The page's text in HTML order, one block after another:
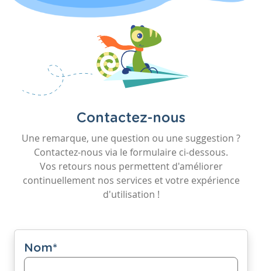
Contactez-nous
Une remarque, une question ou une suggestion ?
Contactez-nous via le formulaire ci-dessous.
Vos retours nous permettent d'améliorer
continuellement nos services et votre expérience
d'utilisation !
Nom*